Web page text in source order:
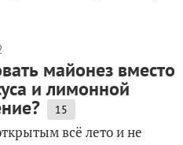
майонез вместо
и лимонной
15
всё лето и не